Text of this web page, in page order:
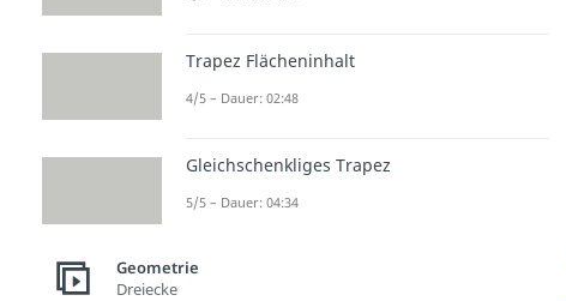
Trapez Flächeninhalt
4/5 – Dauer: 02:48
Gleichschenkliges Trapez
5/5 – Dauer: 04:34
Geometrie
Dreiecke